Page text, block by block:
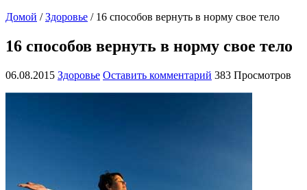
Домой / Здоровье / 16 способов вернуть в норму свое тело
16 способов вернуть в норму свое тело
06.08.2015 Здоровье Оставить комментарий 383 Просмотров